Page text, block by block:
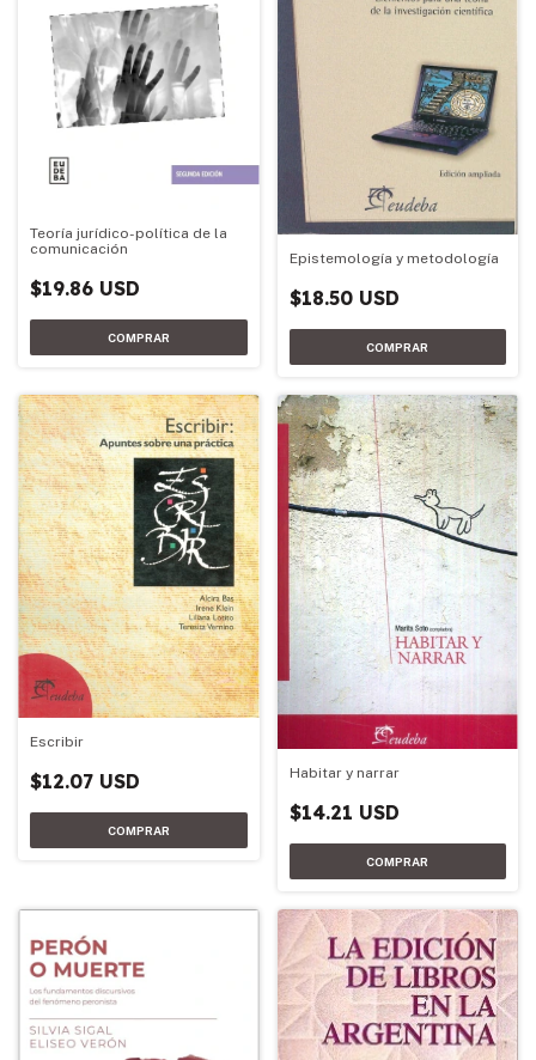
Teoría jurídico-política de la
comunicación
$19.86 USD
Epistemología y metodología
$18.50 USD
Escribir
$12.07 USD Habitar y narrar
$14.21 USD